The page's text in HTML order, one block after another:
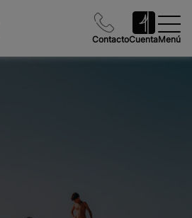
ContactoCuentaMenú